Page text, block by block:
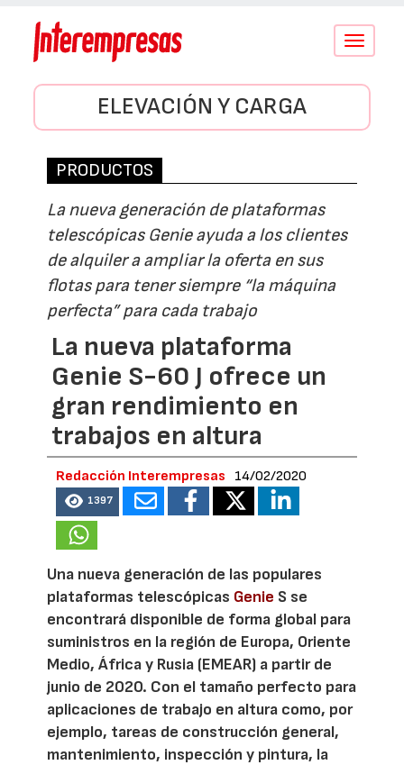
Conmutar
ELEVACIÓN Y CARGA
PRODUCTOS
La nueva generación de plataformas
telescópicas Genie ayuda a los clientes
de alquiler a ampliar la oferta en sus
flotas para tener siempre “la máquina
perfecta” para cada trabajo
La nueva plataforma
Genie S-60 J ofrece un
gran rendimiento en
trabajos en altura
Redacción Interempresas 14/02/2020
1397
Una nueva generación de las populares
plataformas telescópicas Genie S se
encontrará disponible de forma global para
suministros en la región de Europa, Oriente
Medio, África y Rusia (EMEAR) a partir de
junio de 2020. Con el tamaño perfecto para
aplicaciones de trabajo en altura como, por
ejemplo, tareas de construcción general,
mantenimiento, inspección y pintura, la